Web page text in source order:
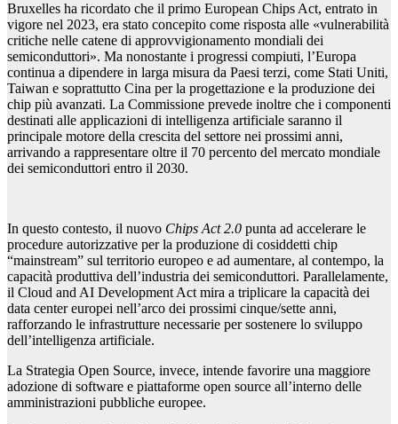
Bruxelles ha ricordato che il primo European Chips Act, entrato in
vigore nel 2023, era stato concepito come risposta alle «vulnerabilità
critiche nelle catene di approvvigionamento mondiali dei
semiconduttori». Ma nonostante i progressi compiuti, l’Europa
continua a dipendere in larga misura da Paesi terzi, come Stati Uniti,
Taiwan e soprattutto Cina per la progettazione e la produzione dei
chip più avanzati. La Commissione prevede inoltre che i componenti
destinati alle applicazioni di intelligenza artificiale saranno il
principale motore della crescita del settore nei prossimi anni,
arrivando a rappresentare oltre il 70 percento del mercato mondiale
dei semiconduttori entro il 2030.
In questo contesto, il nuovo Chips Act 2.0 punta ad accelerare le
procedure autorizzative per la produzione di cosiddetti chip
“mainstream” sul territorio europeo e ad aumentare, al contempo, la
capacità produttiva dell’industria dei semiconduttori. Parallelamente,
il Cloud and AI Development Act mira a triplicare la capacità dei
data center europei nell’arco dei prossimi cinque/sette anni,
rafforzando le infrastrutture necessarie per sostenere lo sviluppo
dell’intelligenza artificiale.
La Strategia Open Source, invece, intende favorire una maggiore
adozione di software e piattaforme open source all’interno delle
amministrazioni pubbliche europee.